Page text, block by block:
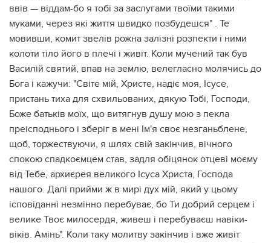
ввів — віддам-бо я тобі за заслугами твоїми такими
муками, через які життя швидко позбудешся" . Те
мовивши, комит звелів рожна залізні розпекти і ними
колоти тіло його в плечі і живіт. Коли мучений так був
Василій святий, впав на землю, велегласно молячись до
Бога і кажучи: "Світе мій, Христе, надіє моя, Ісусе,
пристань тиха для схвильованих, дякую Тобі, Господи,
Боже батьків моїх, що витягнув душу мою з пекла
преісподнього і зберіг в мені Ім'я своє незганьблене,
щоб, торжествуючи, я шлях свій закінчив, вічного
спокою спадкоємцем став, задля обіцянок отцеві моєму
від Тебе, архиєрея великого Ісуса Христа, Господа
нашого. Далі прийми ж в мирі дух мій, який у цьому
ісповіданні незмінно перебуває, бо Ти добрий серцем і
велике Твоє милосердя, живеш і перебуваєш навіки-
віків. Амінь". Коли таку молитву закінчив і вже живіт